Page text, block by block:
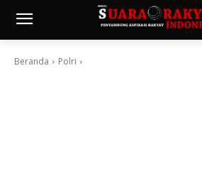
Beranda Polri